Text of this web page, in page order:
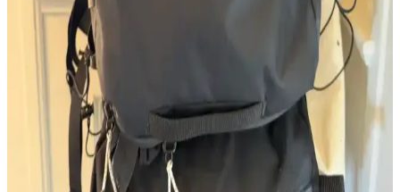
Çantalarda Marka Logolarının Büyüklüğü ve
Kullanıcı Tercihleri Üzerine Analiz
Çanta üzerindeki marka logolarının büyüklüğü ve görünürlüğü,
kullanıcıların estetik algıları ve işlevsellik beklentileri doğrultusunda
farklılık göstermektedir. Manyetik velcro yamalar kişiselleştirmeye
olanak tanır.
Samurai Sling Çantalar: Tasarım, Özelleştirme ve
Kullanıcı Deneyimleri Üzerine Detaylı İnceleme